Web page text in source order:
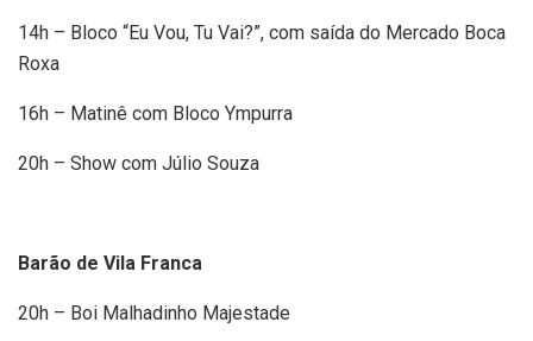
14h – Bloco “Eu Vou, Tu Vai?”, com saída do Mercado Boca
Roxa
16h – Matinê com Bloco Ympurra
20h – Show com Júlio Souza
Barão de Vila Franca
20h – Boi Malhadinho Majestade